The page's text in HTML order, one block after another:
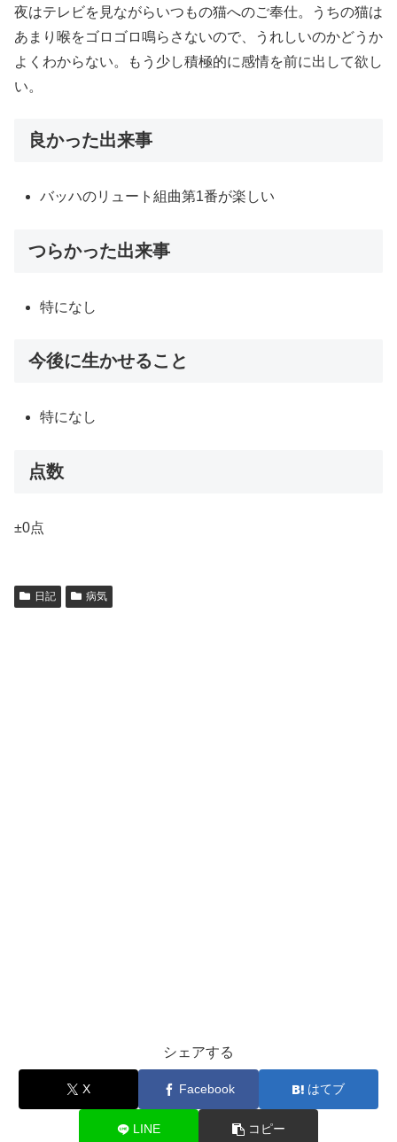
夜はテレビを見ながらいつもの猫へのご奉仕。うちの猫は
あまり喉をゴロゴロ鳴らさないので、うれしいのかどうか
よくわからない。もう少し積極的に感情を前に出して欲し
い。
良かった出来事
バッハのリュート組曲第1番が楽しい
つらかった出来事
特になし
今後に生かせること
特になし
点数
±0点
日記 病気
シェアする
X Facebook はてブ
LINE コピー